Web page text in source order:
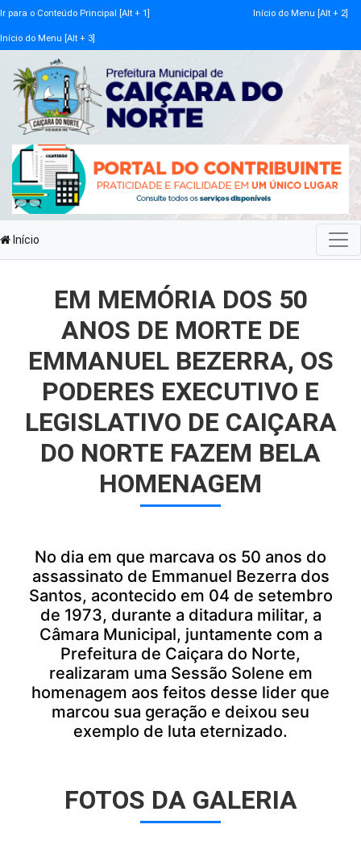
Ir para o Conteúdo Principal [Alt + 1] Início do Menu [Alt + 2]
Início do Menu [Alt + 3]
Início
EM MEMÓRIA DOS 50
ANOS DE MORTE DE
EMMANUEL BEZERRA, OS
PODERES EXECUTIVO E
LEGISLATIVO DE CAIÇARA
DO NORTE FAZEM BELA
HOMENAGEM
No dia em que marcava os 50 anos do
assassinato de Emmanuel Bezerra dos
Santos, acontecido em 04 de setembro
de 1973, durante a ditadura militar, a
Câmara Municipal, juntamente com a
Prefeitura de Caiçara do Norte,
realizaram uma Sessão Solene em
homenagem aos feitos desse lider que
marcou sua geração e deixou seu
exemplo de luta eternizado.
FOTOS DA GALERIA